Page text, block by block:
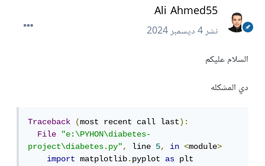
Ali Ahmed55
نشر4 ديسمبر 2024
السلام عليكم
دي المشكله
Traceback (most recent call last):
File
"e:\PYHON\diabetes-
project\diabetes.py", line 5, in <module>
import matplotlib.pyplot as plt